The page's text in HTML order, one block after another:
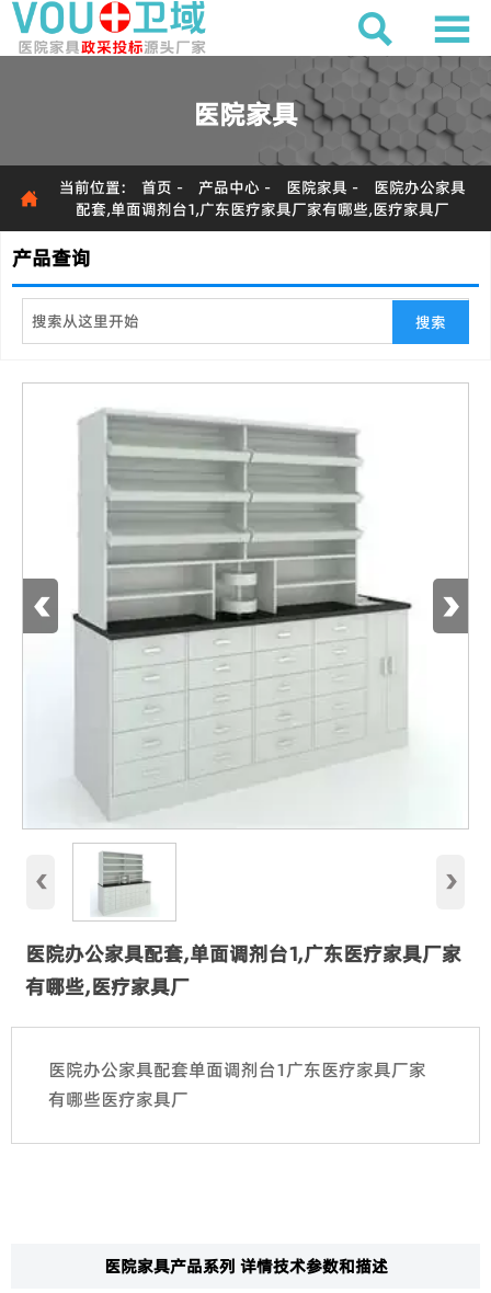
 
医院家具
 当前位置: 首页 - 产品中心- 医院家具 -
医院办公家具
配套,单面调剂台1,广东医疗家具厂家有哪些,医疗家具厂
产品查询
搜索
‹ ›
‹ ›
医院办公家具配套,单面调剂台1,广东医疗家具厂家
有哪些,医疗家具厂
医院办公家具配套单面调剂台1广东医疗家具厂家
有哪些医疗家具厂
医院家具产品系列 详情技术参数和描述